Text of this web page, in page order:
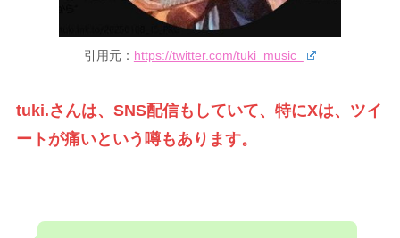
引用元： https://twitter.com/tuki_music_
tuki.さんは、SNS配信もしていて、特にXは、ツイ
ートが痛いという噂もあります。